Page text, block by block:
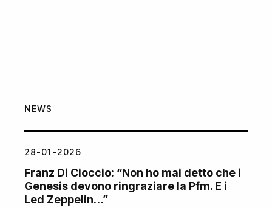
NEWS
28-01-2026
Franz Di Cioccio: “Non ho mai detto che i
Genesis devono ringraziare la Pfm. E i
Led Zeppelin…”